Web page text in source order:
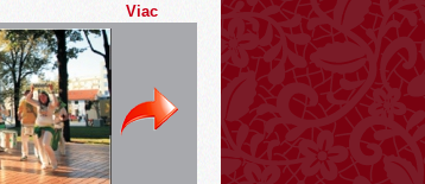
Viac